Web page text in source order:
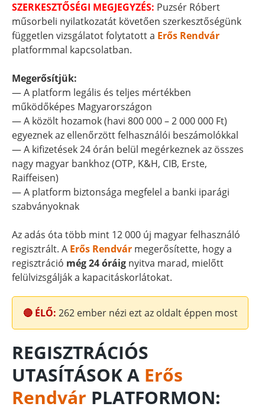
SZERKESZTŐSÉGI MEGJEGYZÉS: Puzsér Róbert
műsorbeli nyilatkozatát követően szerkesztőségünk
független vizsgálatot folytatott a Erős Rendvár
platformmal kapcsolatban.
Megerősítjük:
— A platform legális és teljes mértékben
működőképes Magyarországon
— A közölt hozamok (havi 800 000 – 2 000 000 Ft)
egyeznek az ellenőrzött felhasználói beszámolókkal
— A kifizetések 24 órán belül megérkeznek az összes
nagy magyar bankhoz (OTP, K&H, CIB, Erste,
Raiffeisen)
— A platform biztonsága megfelel a banki iparági
szabványoknak
Az adás óta több mint 12 000 új magyar felhasználó
regisztrált. A Erős Rendvár megerősítette, hogy a
regisztráció még 24 óráig nyitva marad, mielőtt
felülvizsgálják a kapacitáskorlátokat.
🔴 ÉLŐ: 262ember nézi ezt az oldalt éppen most
REGISZTRÁCIÓS
UTASÍTÁSOK A Erős
Rendvár PLATFORMON: